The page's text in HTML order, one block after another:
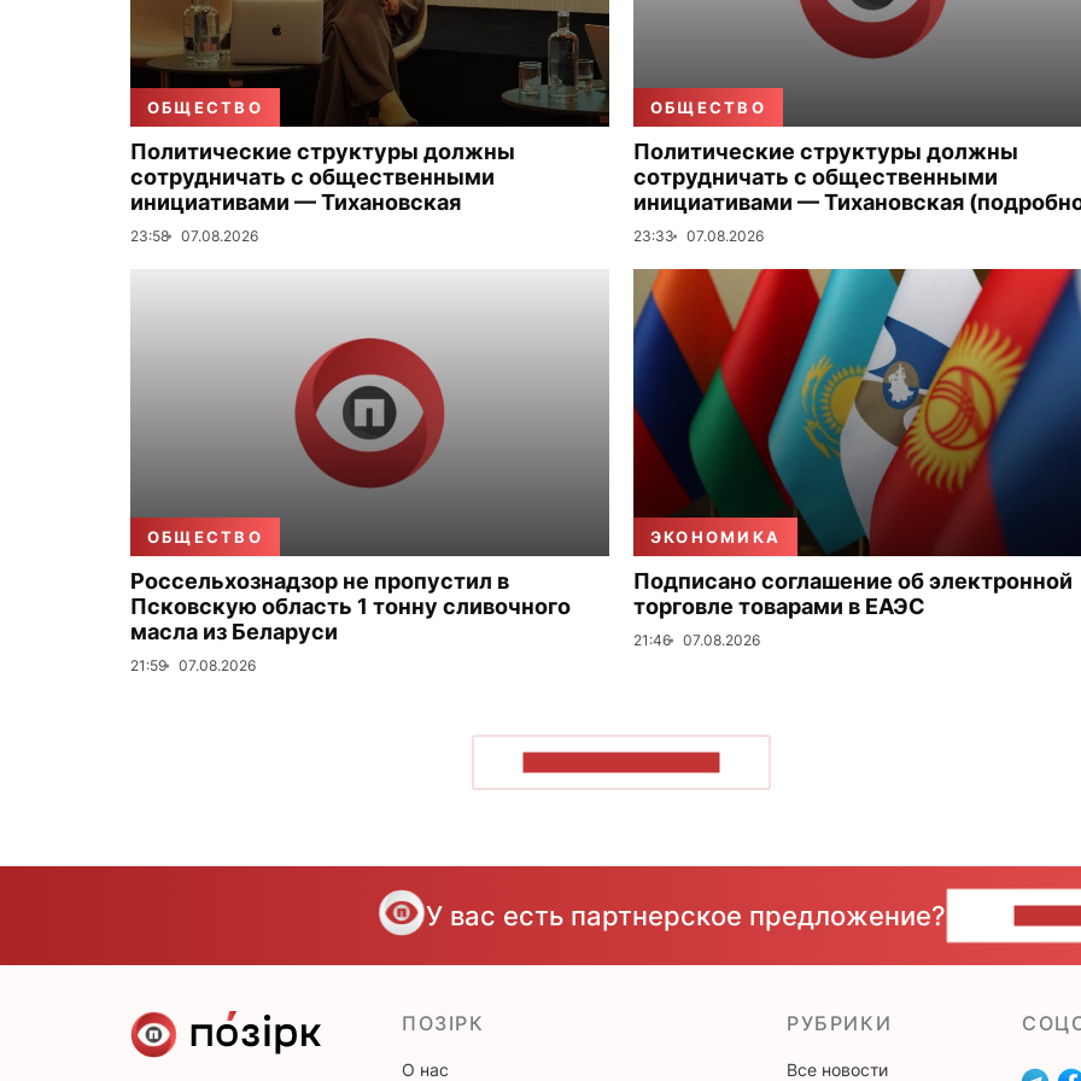
ОБЩЕСТВО
Политические структуры должны
сотрудничать с общественными
инициативами — Тихановская
23:58 07.08.2026
ОБЩЕСТВО
Политические структуры должны
сотрудничать с общественными
инициативами — Тихановская
23:33 07.08.2026
ОБЩЕСТВО
Россельхознадзор не пропустил в
Псковскую область 1 тонну сливочного
масла из Беларуси
21:59 07.08.2026
ЭКОНОМИКА
Подписано соглашение об электронной
торговле товарами в ЕАЭС
21:46 07.08.2026
У вас есть партнерское предложение?
ПОЗІРК
О нас
РУБРИКИ
Все новости